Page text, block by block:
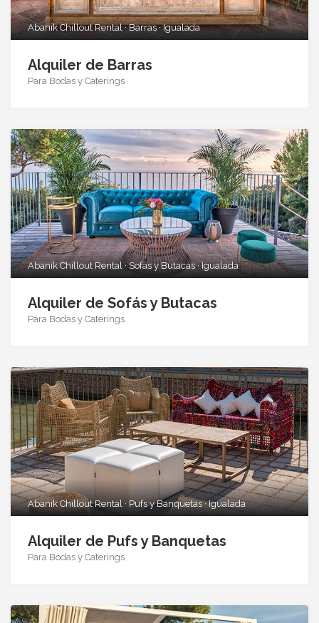
Abanik Chillout Rental · Barras · Igualada
Alquiler de Barras
Para Bodas y Caterings
Abanik Chillout Rental · Sofás y Butacas · Igualada
Alquiler de Sofás y Butacas
Para Bodas y Caterings
Abanik Chillout Rental · Pufs y Banquetas · Igualada
Alquiler de Pufs y Banquetas
Para Bodas y Caterings